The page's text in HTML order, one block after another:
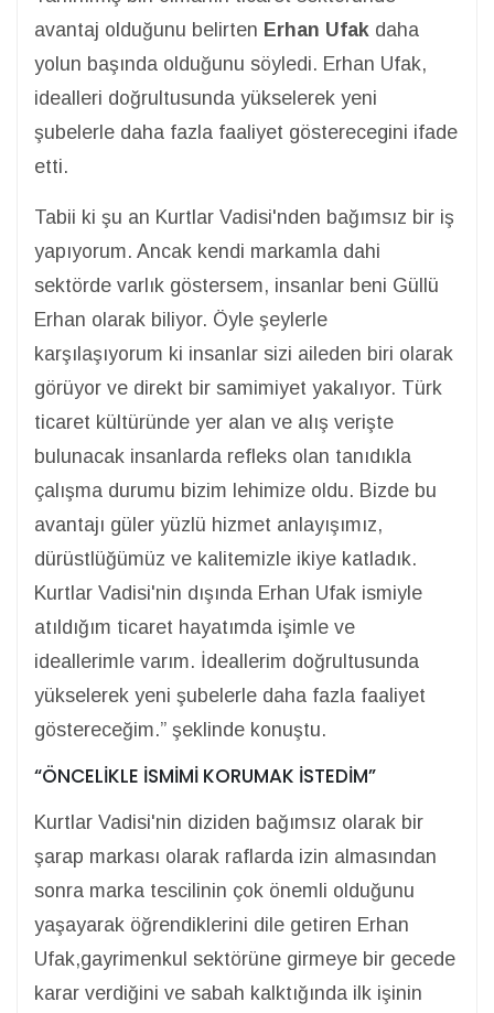
avantaj olduğunu belirten Erhan Ufak daha
yolun başında olduğunu söyledi. Erhan Ufak,
idealleri doğrultusunda yükselerek yeni
şubelerle daha fazla faaliyet gösterecegini ifade
etti.
Tabii ki şu an Kurtlar Vadisi'nden bağımsız bir iş
yapıyorum. Ancak kendi markamla dahi
sektörde varlık göstersem, insanlar beni Güllü
Erhan olarak biliyor. Öyle şeylerle
karşılaşıyorum ki insanlar sizi aileden biri olarak
görüyor ve direkt bir samimiyet yakalıyor. Türk
ticaret kültüründe yer alan ve alış verişte
bulunacak insanlarda refleks olan tanıdıkla
çalışma durumu bizim lehimize oldu. Bizde bu
avantajı güler yüzlü hizmet anlayışımız,
dürüstlüğümüz ve kalitemizle ikiye katladık.
Kurtlar Vadisi'nin dışında Erhan Ufak ismiyle
atıldığım ticaret hayatımda işimle ve
ideallerimle varım. İdeallerim doğrultusunda
yükselerek yeni şubelerle daha fazla faaliyet
göstereceğim.” şeklinde konuştu.
“ÖNCELİKLE İSMİMİ KORUMAK İSTEDİM”
Kurtlar Vadisi'nin diziden bağımsız olarak bir
şarap markası olarak raflarda izin almasından
sonra marka tescilinin çok önemli olduğunu
yaşayarak öğrendiklerini dile getiren Erhan
Ufak,gayrimenkul sektörüne girmeye bir gecede
karar verdiğini ve sabah kalktığında ilk işinin